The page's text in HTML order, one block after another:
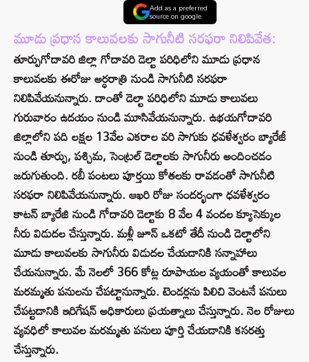
Add as a preferred
source on google
మూడు ప్రధాన కాలువలకు సాగునీటి సరఫరా నిలిపివేత:
తూర్పుగోదావరి జిల్లా గోదావరి డెల్టా పరిధిలోని మూడు ప్రధాన
కాలువలకు ఈరోజు అర్ధరాత్రి నుండి సాగునీటి సరఫరా
నిలిపివేయనున్నారు. దాంతో డెల్టా పరిధిలోని మూడు కాలువలు
గురువారం ఉదయం నుండి మూసివేయనున్నారు. ఉభయగోదావరి
జిల్లాలోని పది లక్షల 13వేల ఎకరాల వరి సాగుకు ధవళేశ్వరం బ్యారేజీ
నుండి తూర్పు, పశ్చిమ, సెంట్రల్ డెల్టాలకు సాగునీరు అందించడం
జరుగుతుంది. రబీ పంటలు పూర్తయి కోతలకు రావడంతో సాగునీటి
సరఫరా నిలిపివేయనున్నారు. ఆఖరి రోజు సందర్భంగా ధవళేశ్వరం
కాటన్ బ్యారేజి నుండి గోదావరి డెల్టాకు 8 వేల 4 వందల క్యూసెక్కుల
నీరు విడుదల చేస్తున్నారు. మళ్లీ జూన్ ఒకటో తేదీ నుండి డెల్టాలోని
మూడు కాలువలకు సాగునీరు విడుదల చేయడానికి సన్నాహాలు
చేయనున్నారు. మే నెలలో 366 కోట్ల రూపాయల వ్యయంతో కాలువల
మరమ్మతు పనులను చేపట్టానున్నారు. టెండర్లను పిలిచి వెంటనే పనులు
చేపట్టడానికి ఇరిగేషన్ అధికారులు ప్రయత్నాలు చేస్తున్నారు. నెల రోజులు
వ్యవధిలో కాలువల మరమ్మతు పనులు పూర్తి చేయడానికి కసరత్తు
చేస్తున్నారు.